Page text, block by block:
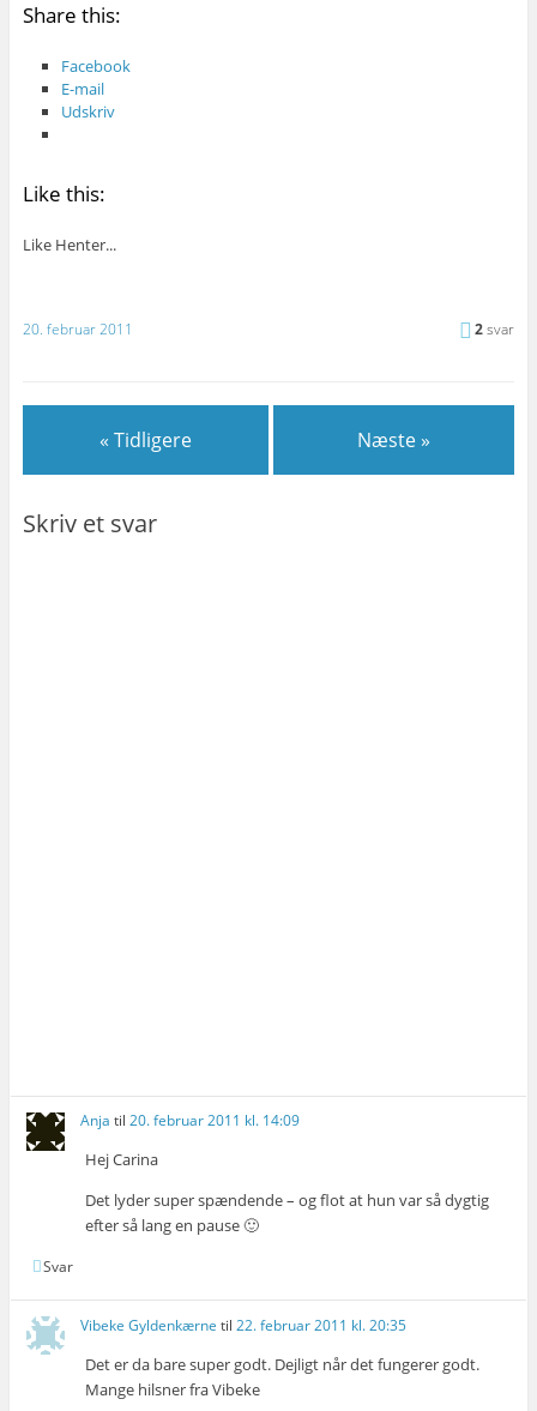
Share this:
Facebook
E-mail
Udskriv
Like this:
Like Henter...
20. februar 2011 2svar
« Tidligere Næste »
Skriv et svar
Anja til20. februar 2011 kl. 14:09
Hej Carina
Det lyder super spændende – og flot at hun var så dygtig
efter så lang en pause 🙂
Svar
Vibeke Gyldenkærne til22. februar 2011 kl. 20:35
Det er da bare super godt. Dejligt når det fungerer godt.
Mange hilsner fra Vibeke